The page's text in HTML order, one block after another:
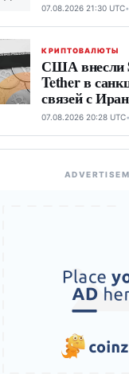
07.08.2026 21:30 UTC
КРИПТОВАЛЮТЫ
США внесли
Tether в
связей с
07.08.2026 20:28 UTC